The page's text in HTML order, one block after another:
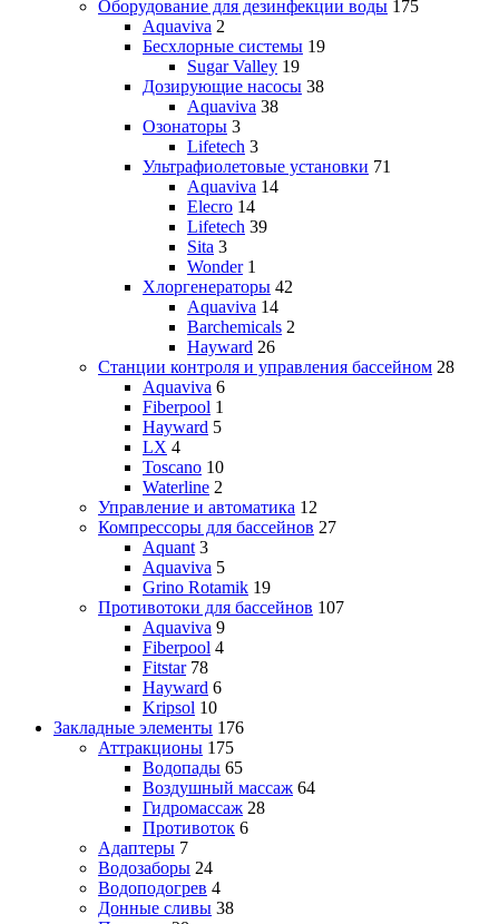
Оборудование для дезинфекции воды 175
Aquaviva 2
Бесхлорные системы 19
Sugar Valley 19
Дозирующие насосы 38
Aquaviva 38
Озонаторы 3
Lifetech 3
Ультрафиолетовые установки 71
Aquaviva 14
Elecro 14
Lifetech 39
Sita 3
Wonder 1
Хлоргенераторы 42
Aquaviva 14
Barchemicals 2
Hayward 26
Станции контроля и управления бассейном 28
Aquaviva 6
Fiberpool 1
Hayward 5
LX 4
Toscano 10
Waterline 2
Управление и автоматика 12
Компрессоры для бассейнов 27
Aquant 3
Aquaviva 5
Grino Rotamik 19
Противотоки для бассейнов 107
Aquaviva 9
Fiberpool 4
Fitstar 78
Hayward 6
Kripsol 10
Закладные элементы 176
Аттракционы 175
Водопады 65
Воздушный массаж 64
Гидромассаж 28
Противоток 6
Адаптеры 7
Водозаборы 24
Водоподогрев 4
Донные сливы 38